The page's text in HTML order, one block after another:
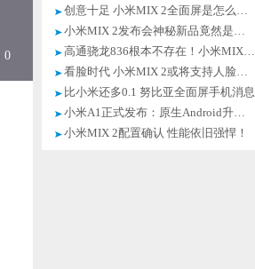
0
创意十足 小米MIX 2全面屏是怎么来的
小米MIX 2发布会神秘新品竟然是它！
高通骁龙836根本不存在！小米MIX2躺枪
看脸时代 小米MIX 2或将支持人脸解锁
比小米还多0.1 努比亚全面屏手机消息
小米A1正式发布：原生Android升级超快
小米MIX 2配置确认 性能依旧强悍！